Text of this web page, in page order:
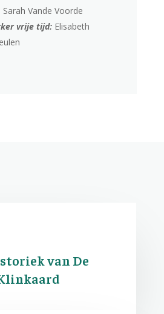
Sarah Vande Voorde
vrije tijd:Elisabeth
van De